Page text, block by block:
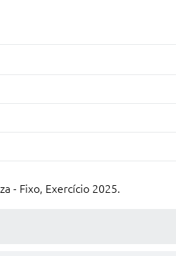
- Fixo, Exercício 2025.